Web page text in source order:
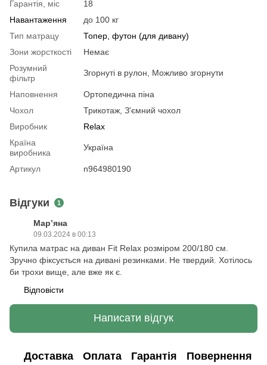
Гарантія, міс
18
Навантаження
до 100 кг
Тип матрацу
Топер, футон (для дивану)
Зони жорсткості
Немає
Розумний
фільтр
Згорнуті в рулон, Можливо згорнути
Наповнення
Ортопедична піна
Чохол
Трикотаж, З'ємний чохол
Виробник
Relax
Країна
виробника
Україна
Артикул n964980190
Відгуки 1
Марʼяна
09.03.2024 в 00:13
Купила матрас на диван Fit Relax розміром 200/180 см.
Зручно фіксується на дивані резинками. Не твердий. Хотілось
би трохи вище, але вже як є.
Відповісти
Написати відгук
Доставка Оплата Гарантія Повернення